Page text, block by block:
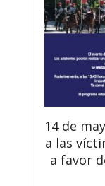
14 de
a las
a favor